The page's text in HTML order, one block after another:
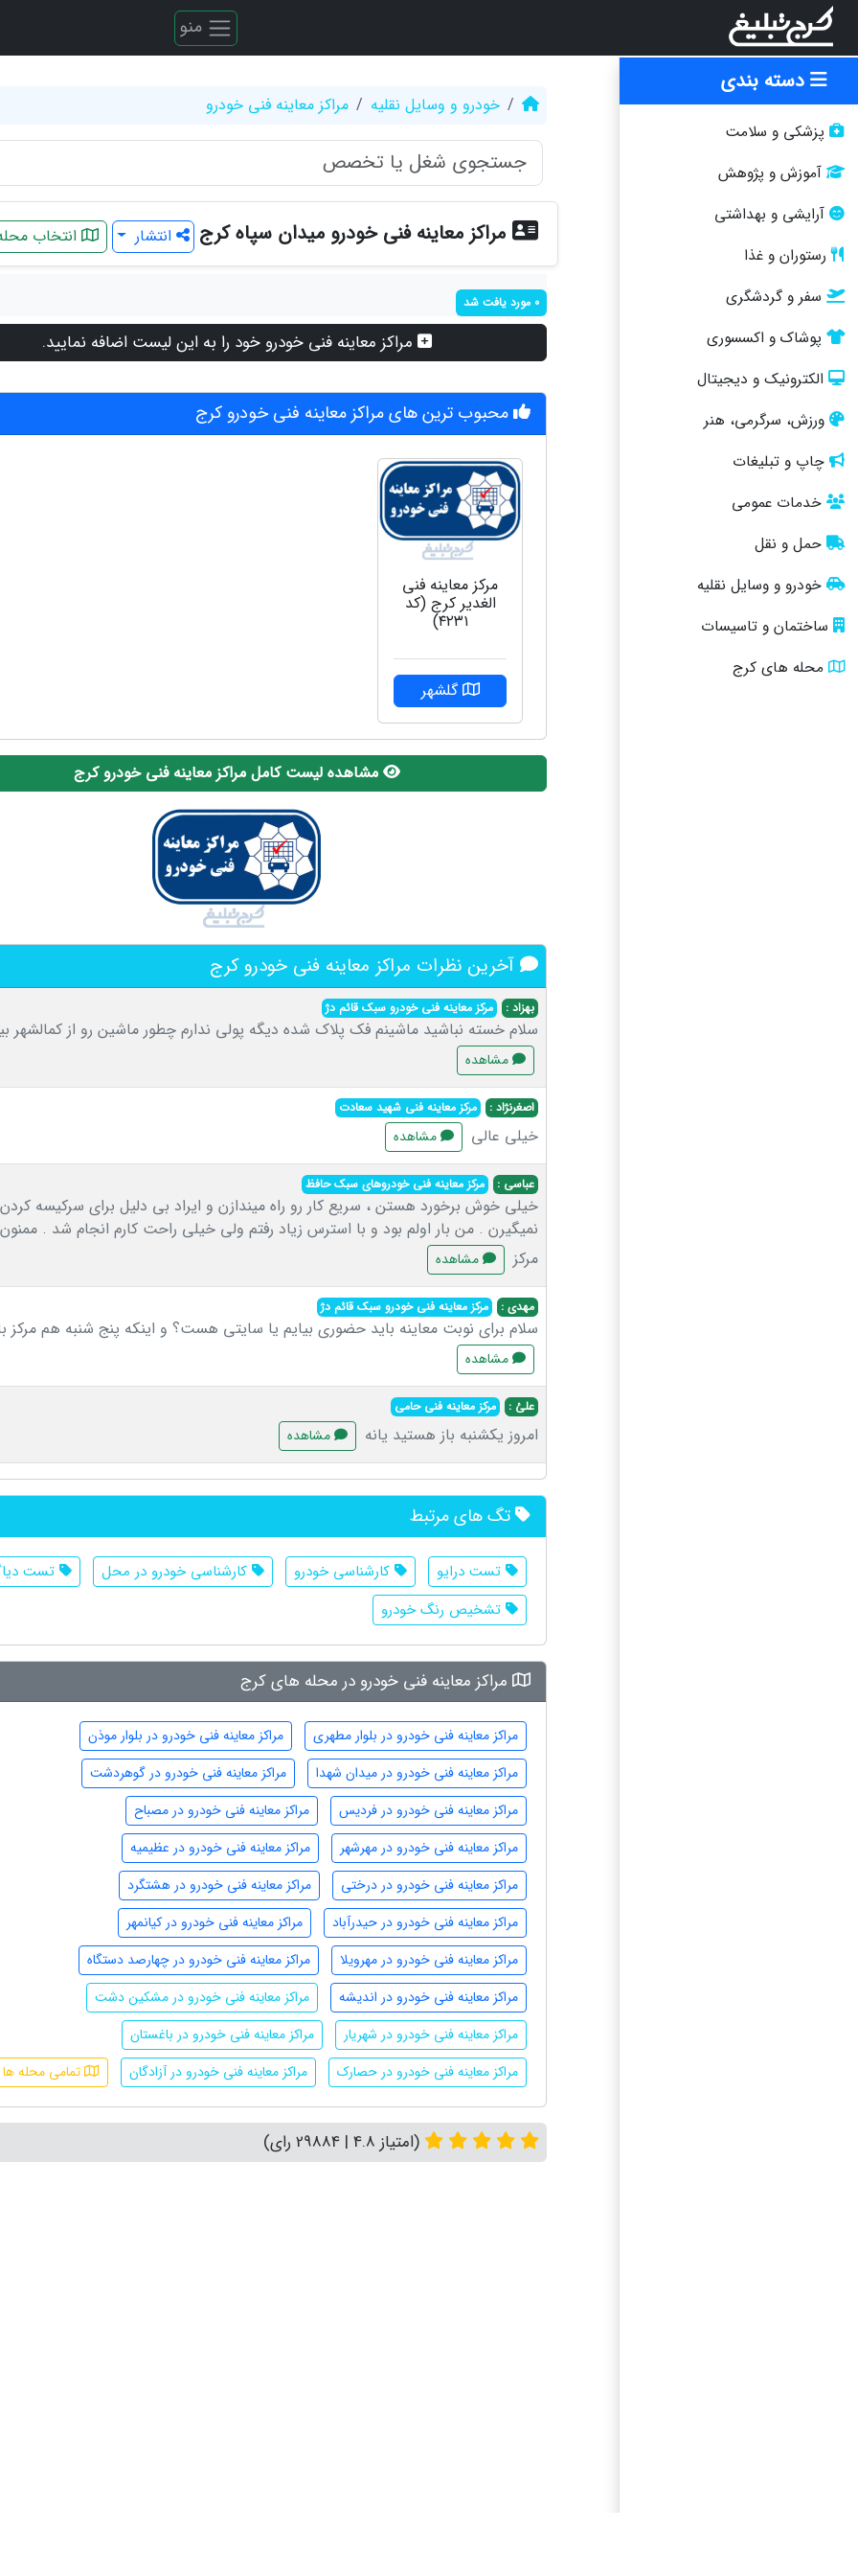
منو
دسته بندی
پزشکی و سلامت
آموزش و پژوهش
آرایشی و بهداشتی
رستوران و غذا
سفر و گردشگری
پوشاک و اکسسوری
الکترونیک و دیجیتال
ورزش، سرگرمی، هنر
چاپ و تبلیغات
خدمات عمومی
حمل و نقل
خودرو و وسایل نقلیه
ساختمان و تاسیسات
محله های کرج
خودرو و وسایل نقلیه مراکز معاینه فنی خودرو
مراکز معاینه فنی خودرو میدان سپاه کرج انتشار انتخاب
0 مورد یافت شد
مراکز معاینه فنی خودرو خود را به این لیست اضافه نمایید.
محبوب ترین های مراکز معاینه فنی خودرو کرج
مرکز معاینه فنی
الغدیر کرج (کد
۴۲۳۱)
گلشهر
مشاهده لیست کامل مراکز معاینه فنی خودرو کرج
آخرین نظرات مراکز معاینه فنی خودرو کرج
بهزاد : مرکز معاینه فنی خودرو سبک قائم دژ
سلام خسته نباشید ماشینم فک پلاک شده دیگه پولی ندارم چطور ماشین رو از کمالشهر
مشاهده
اصغرنژاد : مرکز معاینه فنی شهید سعادت
خیلی عالی مشاهده
عباسی : مرکز معاینه فنی خودروهای سبک حافظ
خیلی خوش برخورد هستن ، سریع کار رو راه میندازن و ایراد بی دلیل برای سرکیسه
نمیگیرن . من بار اولم بود و با استرس زیاد رفتم ولی خیلی راحت کارم انجام شد .
مرکز
مشاهده
مهدی : مرکز معاینه فنی خودرو سبک قائم دژ
سلام برای نوبت معاینه باید حضوری بیایم یا سایتی هست؟ و اینکه پنج شنبه هم
مشاهده
علئ : مرکز معاینه فنی حامی
امروز یکشنبه باز هستید یانه مشاهده
تگ های مرتبط
تست درایو کارشناسی خودرو کارشناسی خودرو در محل
تست
تشخیص رنگ خودرو
مراکز معاینه فنی خودرو در محله های کرج
مراکز معاینه فنی خودرو در بلوار مطهری
مراکز معاینه فنی خودرو در بلوار موذن
مراکز معاینه فنی خودرو در میدان شهدا
مراکز معاینه فنی خودرو در گوهردشت
مراکز معاینه فنی خودرو در فردیس
مراکز معاینه فنی خودرو در مصباح
مراکز معاینه فنی خودرو در مهرشهر
مراکز معاینه فنی خودرو در عظیمیه
مراکز معاینه فنی خودرو در درختی
مراکز معاینه فنی خودرو در هشتگرد
مراکز معاینه فنی خودرو در حیدرآباد
مراکز معاینه فنی خودرو در کیانمهر
مراکز معاینه فنی خودرو در مهرویلا
مراکز معاینه فنی خودرو در چهارصد دستگاه
مراکز معاینه فنی خودرو در اندیشه
مراکز معاینه فنی خودرو در مشکین دشت
مراکز معاینه فنی خودرو در شهریار
مراکز معاینه فنی خودرو در باغستان
مراکز معاینه فنی خودرو در حصارک
مراکز معاینه فنی خودرو در آزادگان تمامی محله ها
(امتیاز 4.8 | 29884 رای)